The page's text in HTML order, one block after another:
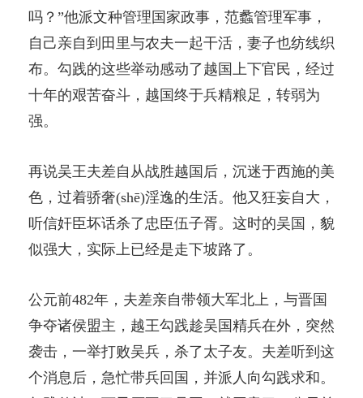
吗？”他派文种管理国家政事，范蠡管理军事，
自己亲自到田里与农夫一起干活，妻子也纺线织
布。勾践的这些举动感动了越国上下官民，经过
十年的艰苦奋斗，越国终于兵精粮足，转弱为
强。
再说吴王夫差自从战胜越国后，沉迷于西施的美
色，过着骄奢(shē)淫逸的生活。他又狂妄自大，
听信奸臣坏话杀了忠臣伍子胥。这时的吴国，貌
似强大，实际上已经是走下坡路了。
公元前482年，夫差亲自带领大军北上，与晋国
争夺诸侯盟主，越王勾践趁吴国精兵在外，突然
袭击，一举打败吴兵，杀了太子友。夫差听到这
个消息后，急忙带兵回国，并派人向勾践求和。